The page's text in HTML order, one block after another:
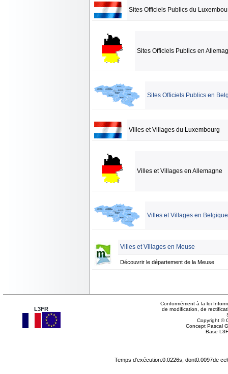
Sites Officiels Publics du
Sites Officiels Publics en
Sites Officiels Publics en
Villes et Villages du Luxembourg
Villes et Villages en Allemagne
Villes et Villages en Belgique
Villes et Villages en Meuse
Découvrir le département de la Meuse
L3FR
Conformément à la loi
de modification, de
Copyright ©
Concept Pascal
Base
Temps d'exécution:0.0226s, dont0.0097de